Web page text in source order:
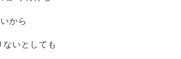
から
ないとしても